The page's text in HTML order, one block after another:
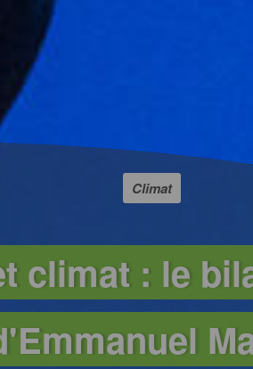
Climat
climat : le